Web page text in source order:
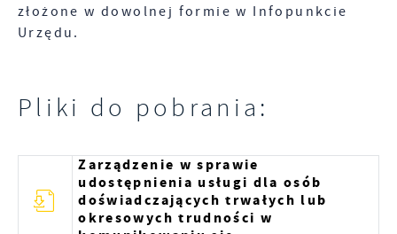
złożone w dowolnej formie w Infopunkcie
Urzędu.
Pliki do pobrania:
Zarządzenie w sprawie
udostępnienia usługi dla osób
doświadczających trwałych lub
okresowych trudności w